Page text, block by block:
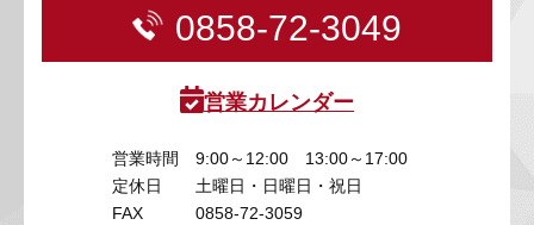
0858-72-3049
営業カレンダー
営業時間
9:00～12:00 13:00～17:00
定休日
土曜日・日曜日・祝日
FAX
0858-72-3059